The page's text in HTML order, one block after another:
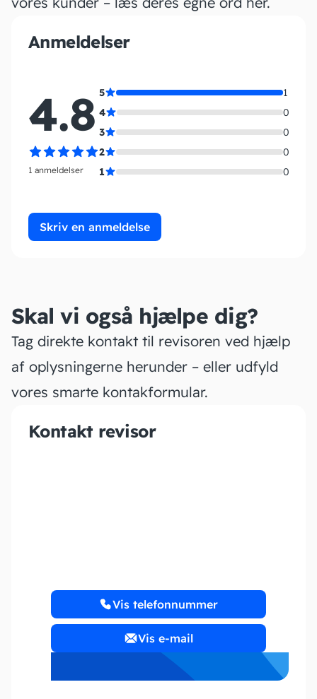
Anmeldelser
4.8
1 anmeldelser
5
1
4
0
3
0
2
0
1
0
Skriv en anmeldelse
Skal vi også hjælpe dig?
Tag direkte kontakt til revisoren ved hjælp
af oplysningerne herunder – eller udfyld
vores smarte kontakformular.
Kontakt revisor
Vis telefonnummer
Vis e-mail